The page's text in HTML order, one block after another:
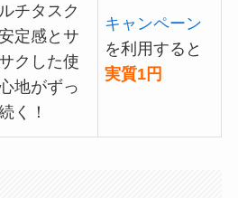
チタスク
定感とサ
クした使
地がずっ
く！
キャンペーン
を利用すると
実質1円